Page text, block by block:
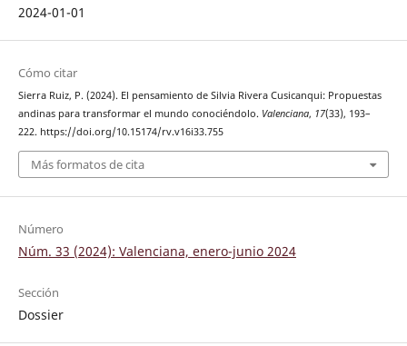
2024-01-01
Cómo citar
Sierra Ruiz, P. (2024). El pensamiento de Silvia Rivera Cusicanqui: Propuestas
andinas para transformar el mundo conociéndolo. Valenciana, 17(33), 193–
222. https://doi.org/10.15174/rv.v16i33.755
Más formatos de cita
Número
Núm. 33 (2024): Valenciana, enero-junio 2024
Sección
Dossier